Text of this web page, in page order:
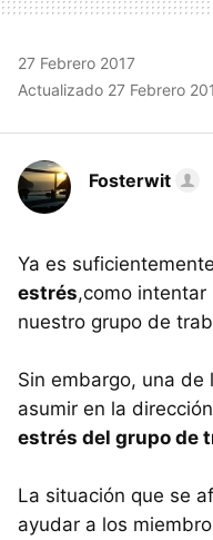
27 Febrero 2017
Actualizado 27 Febrero
Fosterwit
Ya es
estrés,como intentar
nuestro grupo de
Sin embargo, una de
asumir en la
estrés del grupo de
La situación que se
ayudar a los